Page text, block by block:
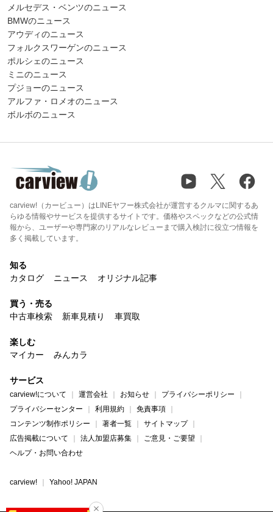
メルセデス・ベンツのニュース
BMWのニュース
アウディのニュース
フォルクスワーゲンのニュース
ポルシェのニュース
ミニのニュース
プジョーのニュース
アルファ・ロメオのニュース
ボルボのニュース
carview!（カービュー）はLINEヤフー株式会社が運営するクルマに関するあ
らゆる情報やサービスを提供するサイトです。価格やスペックなどの公式情
報から、ユーザーや専門家のリアルなレビューまで購入検討に役立つ情報を
多く掲載しています。
知る
カタログ
ニュース オリジナル記事
買う・売る
中古車検索
新車見積り 車買取
楽しむ
マイカー
みんカラ
サービス
carview!について 運営会社 お知らせ
プライバシーポリシー
プライバシーセンター
利用規約
免責事項
コンテンツ制作ポリシー
著者一覧
サイトマップ
広告掲載について
法人加盟店募集
ご意見・ご要望
ヘルプ・お問い合わせ
carview! Yahoo! JAPAN